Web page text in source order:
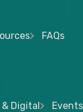
FAQs
& Digital Events